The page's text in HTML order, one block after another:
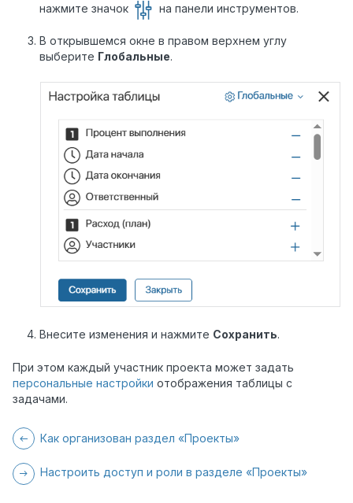
нажмите значок
на панели инструментов.
В открывшемся окне в правом верхнем углу
выберите Глобальные.
Внесите изменения и нажмите Сохранить.
При этом каждый участник проекта может задать
персональные настройки отображения таблицы с
задачами.
Как организован раздел «Проекты»
Настроить доступ и роли в разделе «Проекты»